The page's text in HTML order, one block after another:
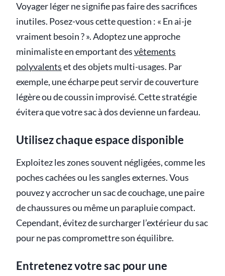
Voyager léger ne signifie pas faire des sacrifices
inutiles. Posez-vous cette question : « En ai-je
vraiment besoin ? ». Adoptez une approche
minimaliste en emportant desvêtements
polyvalentset des objets multi-usages. Par
exemple, une écharpe peut servir de couverture
légère ou de coussin improvisé. Cette stratégie
évitera que votre sac à dos devienne un fardeau.
Utilisez chaque espace disponible
Exploitez les zones souvent négligées, comme les
poches cachées ou les sangles externes. Vous
pouvez y accrocher un sac de couchage, une paire
de chaussures ou même un parapluie compact.
Cependant, évitez de surcharger l’extérieur du sac
pour ne pas compromettre son équilibre.
Entretenez votre sac pour une